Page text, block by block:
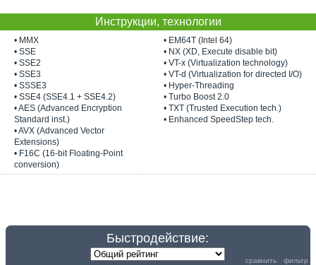
Инструкции, технологии
• MMX
• SSE
• SSE2
• SSE3
• SSSE3
• SSE4 (SSE4.1 + SSE4.2)
• AES (Advanced Encryption
Standard inst.)
• AVX (Advanced Vector
Extensions)
• F16C (16-bit Floating-Point
conversion)
• EM64T (Intel 64)
• NX (XD, Execute disable bit)
• VT-x (Virtualization technology)
• VT-d (Virtualization for directed I/O)
• Hyper-Threading
• Turbo Boost 2.0
• TXT (Trusted Execution tech.)
• Enhanced SpeedStep tech.
Быстродействие:
сравнить фильтр